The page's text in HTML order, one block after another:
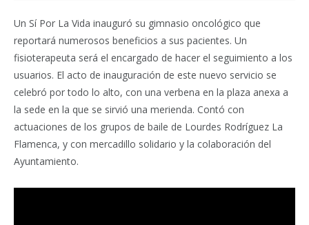
Un Sí Por La Vida inauguró su gimnasio oncológico que
reportará numerosos beneficios a sus pacientes. Un
fisioterapeuta será el encargado de hacer el seguimiento a los
usuarios. El acto de inauguración de este nuevo servicio se
celebró por todo lo alto, con una verbena en la plaza anexa a
la sede en la que se sirvió una merienda. Contó con
actuaciones de los grupos de baile de Lourdes Rodríguez La
Flamenca, y con mercadillo solidario y la colaboración del
Ayuntamiento.